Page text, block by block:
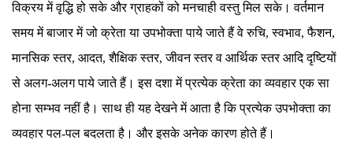
विक्रय में वृद्धि हो सके और ग्राहकों को मनचाही वस्तु मिल सके। वर्तमान
समय में बाजार में जो क्रेता या उपभोक्ता पाये जाते हैं वे रुचि, स्वभाव, फैशन,
मानसिक स्तर, आदत, शैक्षिक स्तर, जीवन स्तर व आर्थिक स्तर आदि दृष्टियों
से अलग-अलग पाये जाते हैं। इस दशा में प्रत्येक क्रेता का व्यवहार एक सा
होना सम्भव नहीं है। साथ ही यह देखने में आता है कि प्रत्येक उपभोक्ता का
व्यवहार पल-पल बदलता है। और इसके अनेक कारण होते हैं।